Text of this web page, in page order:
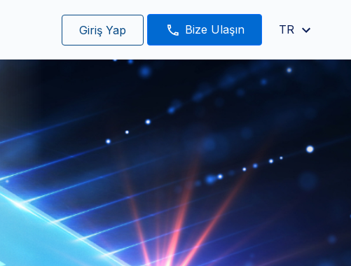
Giriş Yap Bize Ulaşın TR